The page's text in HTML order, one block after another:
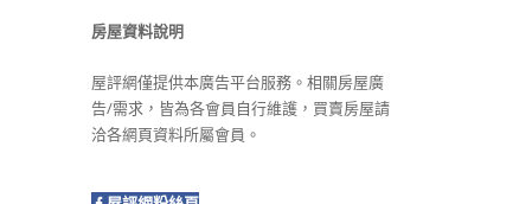
房屋資料說明
屋評網僅提供本廣告平台服務。相關房屋廣
告/需求，皆為各會員自行維護，買賣房屋請
洽各網頁資料所屬會員。